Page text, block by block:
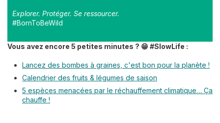
Explorer. Protéger. Se ressourcer.
#BornToBeWild
Vous avez encore 5 petites minutes ? 😁 #SlowLife :
Lancez des bombes à graines, c'est bon pour la planète !
Calendrier des fruits & légumes de saison
5 espèces menacées par le réchauffement climatique… Ça
chauffe !